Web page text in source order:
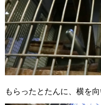
もらったとたんに、横を向